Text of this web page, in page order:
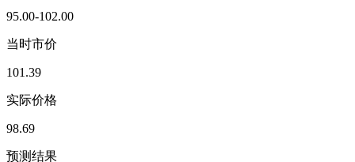
95.00-102.00
当时市价
101.39
实际价格
98.69
预测结果